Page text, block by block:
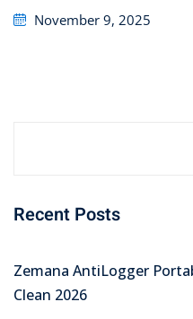
Posted
November 9, 2025
Recent Posts
Zemana AntiLogger
Clean 2026